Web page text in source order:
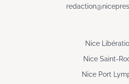
Nice
Nice Saint-
Nice Port